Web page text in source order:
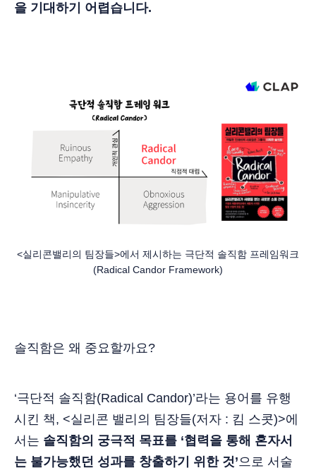
을 기대하기 어렵습니다.
<실리콘밸리의 팀장들>에서 제시하는 극단적 솔직함 프레임워크
(Radical Candor Framework)
솔직함은 왜 중요할까요?
‘극단적 솔직함(Radical Candor)’라는 용어를 유행
시킨 책, <실리콘 밸리의 팀장들(저자 : 킴 스콧)>에
서는 솔직함의 궁극적 목표를 ‘협력을 통해 혼자서
는 불가능했던 성과를 창출하기 위한 것’으로 서술